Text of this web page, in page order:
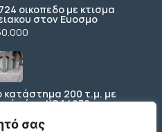
σας
οικοπεδο με κτισμα
στον Ευοσμο
κατάστημα 200 τ.μ. με
χώρο ΚΩΔ4270
/μήνα